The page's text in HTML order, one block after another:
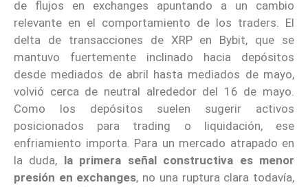
de flujos en exchanges apuntando a un cambio
relevante en el comportamiento de los traders. El
delta de transacciones de XRP en Bybit, que se
mantuvo fuertemente inclinado hacia depósitos
desde mediados de abril hasta mediados de mayo,
volvió cerca de neutral alrededor del 16 de mayo.
Como los depósitos suelen sugerir activos
posicionados para trading o liquidación, ese
enfriamiento importa. Para un mercado atrapado en
la duda, la primera señal constructiva es menor
presión en exchanges, no una ruptura clara todavía,